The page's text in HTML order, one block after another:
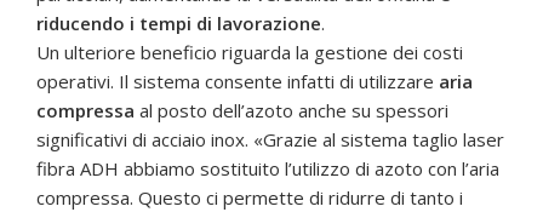
riducendo i tempi di lavorazione.
Un ulteriore beneficio riguarda la gestione dei costi
operativi. Il sistema consente infatti di utilizzare aria
compressa al posto dell’azoto anche su spessori
significativi di acciaio inox. «Grazie al sistema taglio laser
fibra ADH abbiamo sostituito l’utilizzo di azoto con l’aria
compressa. Questo ci permette di ridurre di tanto i